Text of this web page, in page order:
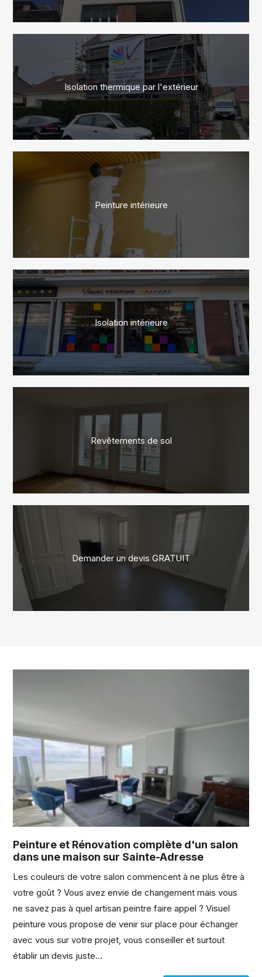
Isolation thermique par l'extérieur
Peinture intérieure
Isolation intérieure
Revêtements de sol
Demander un devis GRATUIT
Peinture et Rénovation complète d'un salon
dans une maison sur Sainte-Adresse
Les couleurs de votre salon commencent à ne plus être à
votre goût ? Vous avez envie de changement mais vous
ne savez pas à quel artisan peintre faire appel ? Visuel
peinture vous propose de venir sur place pour échanger
avec vous sur votre projet, vous conseiller et surtout
établir un devis juste...